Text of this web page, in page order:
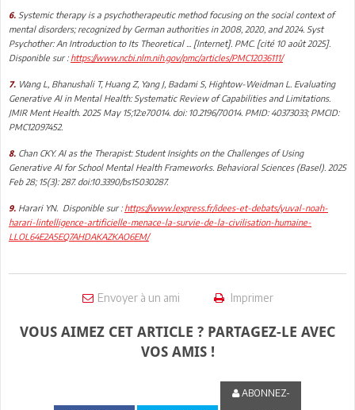
6. Systemic therapy is a psychotherapeutic method focusing on the social context of
mental disorders; recognized by German authorities in 2008, 2020, and 2024. Syst
Psychother: An Introduction to Its Theoretical ... [Internet]. PMC. [cité 10 août 2025].
Disponible sur : https://www.ncbi.nlm.nih.gov/pmc/articles/PMC12036111/
7. Wang L, Bhanushali T, Huang Z, Yang J, Badami S, Hightow-Weidman L. Evaluating
Generative AI in Mental Health: Systematic Review of Capabilities and Limitations.
JMIR Ment Health. 2025 May 15;12:e70014. doi: 10.2196/70014. PMID: 40373033; PMCID:
PMC12097452.
8. Chan CKY. AI as the Therapist: Student Insights on the Challenges of Using
Generative AI for School Mental Health Frameworks. Behavioral Sciences (Basel). 2025
Feb 28; 15(3): 287. doi:10.3390/bs15030287.
9. Harari YN. Disponible sur : https://www.lexpress.fr/idees-et-debats/yuval-noah-
harari-lintelligence-artificielle-menace-la-survie-de-la-civilisation-humaine-
LLOL64E2A5EQ7AHDAKAZKAO6EM/
Envoyer à un ami Imprimer
VOUS AIMEZ CET ARTICLE ? PARTAGEZ-LE AVEC
VOS AMIS !
ABONNEZ-